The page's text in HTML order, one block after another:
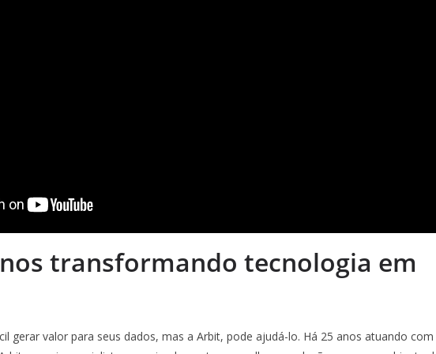
transformando tecnologia em
gerar valor para seus dados, mas a Arbit, pode ajudá-lo. Há 25 anos atuando com